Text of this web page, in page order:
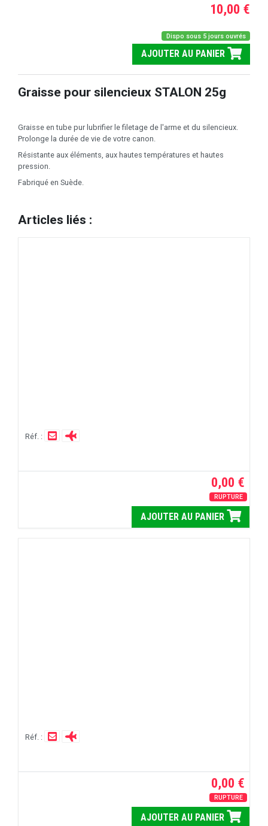
10,00 €
Dispo sous 5 jours ouvrés
AJOUTER AU PANIER
Graisse pour silencieux STALON 25g
Graisse en tube pur lubrifier le filetage de l'arme et du silencieux.
Prolonge la durée de vie de votre canon.
Résistante aux éléments, aux hautes températures et hautes
pression.
Fabriqué en Suède.
Articles liés :
Réf. :
0,00 €
RUPTURE
AJOUTER AU PANIER
Réf. :
0,00 €
RUPTURE
AJOUTER AU PANIER